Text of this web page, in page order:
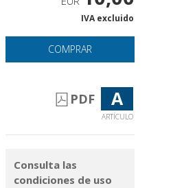
IVA excluido
COMPRAR
PDF A
ARTÍCULO
Consulta las
condiciones de uso